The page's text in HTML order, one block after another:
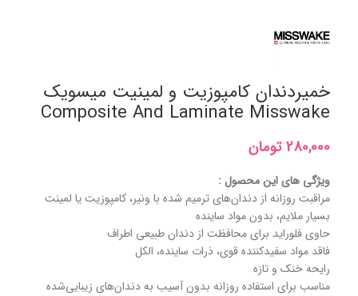
خمیردندان کامپوزیت و لمینیت میسویک
Composite And Laminate Misswake
تومان
ویژگی های این محصول :
مراقبت روزانه از دندان‌های ترمیم شده با ونیر، کامپوزیت یا لمینت
بسیار ملایم، بدون مواد ساینده
حاوی فلوراید برای محافظت از دندان طبیعی اطراف
فاقد مواد سفیدکننده قوی، ذرات ساینده، الکل
رایحه خنک و تازه
مناسب برای استفاده روزانه بدون آسیب به دندان‌های زیبایی‌شده